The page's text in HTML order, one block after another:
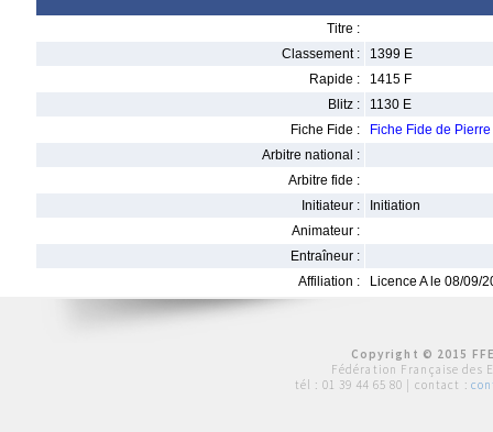
Titre :
Classement :
1399 E
Rapide :
1415 F
Blitz :
1130 E
Fiche Fide :
Fiche Fide de
Arbitre national :
Arbitre fide :
Initiateur :
Initiation
Animateur :
Entraîneur :
Affiliation :
Licence A le 08/09/
Copyright © 2015
Fédération Française des
tél : 01 39 44 65 80 | contact :